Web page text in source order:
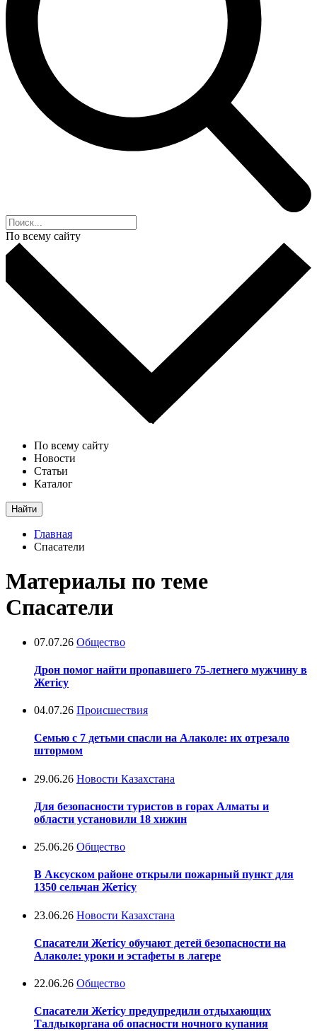
По всему сайту
По всему сайту
Новости
Статьи
Каталог
Найти
Главная
Спасатели
Материалы по теме
Спасатели
07.07.26 Общество
Дрон помог найти пропавшего 75-летнего мужчину в
Жетісу
04.07.26 Происшествия
Семью с 7 детьми спасли на Алаколе: их отрезало
штормом
29.06.26 Новости Казахстана
Для безопасности туристов в горах Алматы и
области установили 18 хижин
25.06.26 Общество
В Аксуском районе открыли пожарный пункт для
1350 сельчан Жетісу
23.06.26 Новости Казахстана
Спасатели Жетісу обучают детей безопасности на
Алаколе: уроки и эстафеты в лагере
22.06.26 Общество
Спасатели Жетісу предупредили отдыхающих
Талдыкоргана об опасности ночного купания